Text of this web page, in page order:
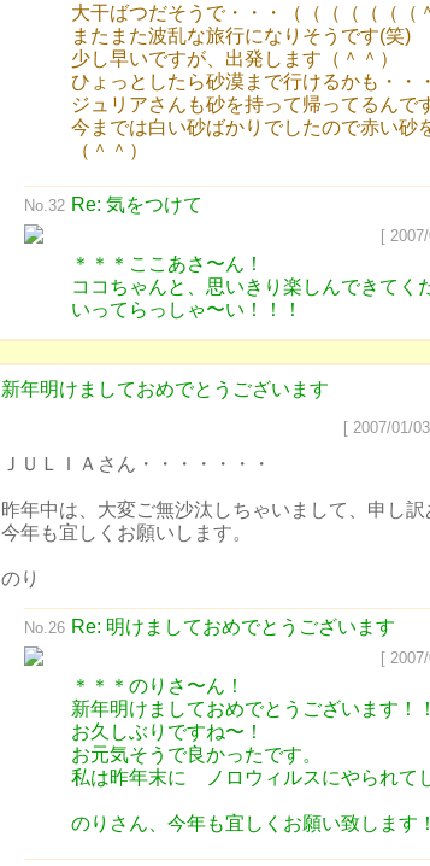
大干ばつだそうで・・・（（（（（（（
またまた波乱な旅行になりそうです(笑)
少し早いですが、出発します（＾＾）
ひょっとしたら砂漠まで行けるかも・・
ジュリアさんも砂を持って帰ってるんで
今までは白い砂ばかりでしたので赤い砂
（＾＾）
No.32 Re: 気をつけて
[
＊＊＊ここあさ〜ん！
ココちゃんと、思いきり楽しんできてく
いってらっしゃ〜い！！！
新年明けましておめでとうございます
[ 2007/01/
ＪＵＬＩＡさん・・・・・・・
昨年中は、大変ご無沙汰しちゃいまして、申し訳
今年も宜しくお願いします。
のり
No.26 Re: 明けましておめでとうございます
[
＊＊＊のりさ〜ん！
新年明けましておめでとうございます！
お久しぶりですね〜！
お元気そうで良かったです。
私は昨年末に ノロウィルスにやられて
のりさん、今年も宜しくお願い致します